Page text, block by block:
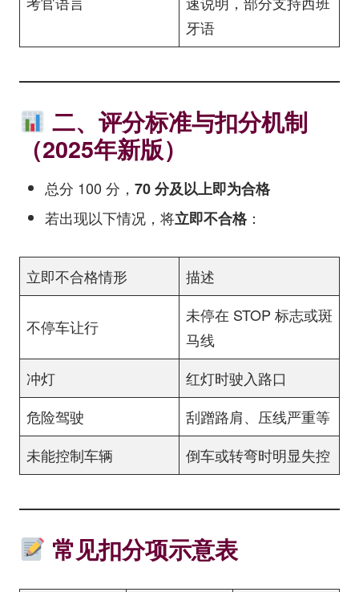
牙语
二、评分标准与扣分机制
（2025年新版）
总分 100 分， 70 分及以上即为合格
若出现以下情况，将立即不合格：
立即不合格情形 描述
不停车让行
未停在 STOP 标志或斑
马线
冲灯
红灯时驶入路口
危险驾驶
刮蹭路肩、压线严重等
未能控制车辆
倒车或转弯时明显失控
常见扣分项示意表